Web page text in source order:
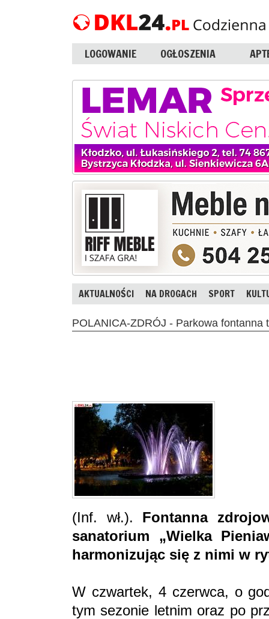
LOGOWANIE OGŁOSZENIA
AKTUALNOŚCI NA DROGACH SPORT
POLANICA-ZDRÓJ - Parkowa fontanna
(Inf. wł.). Fontanna
sanatorium „Wielka
harmonizując się z nimi w
W czwartek, 4 czerwca, o
tym sezonie letnim oraz po